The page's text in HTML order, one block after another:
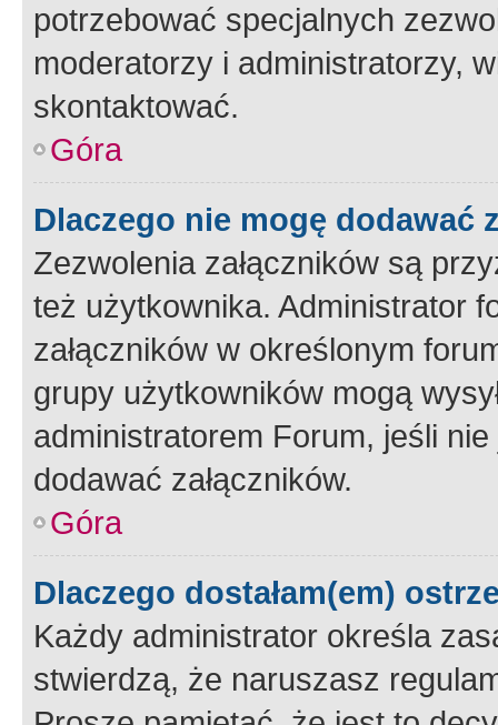
potrzebować specjalnych
moderatorzy i administratorzy,
skontaktować.
Góra
Dlaczego nie mogę dodawać
Zezwolenia załączników są
też użytkownika. Administrator
załączników w określonym
grupy użytkowników mogą
administratorem Forum, jeśli
dodawać załączników.
Góra
Dlaczego dostałam(em)
Każdy administrator określa
stwierdzą, że naruszasz